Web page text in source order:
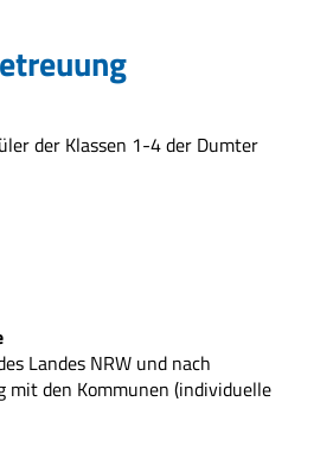
der Klassen 1-4 der Dumter
Landes NRW und nach
mit den Kommunen (individuelle